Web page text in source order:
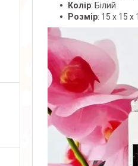
Колір: Білий
Розмір: 15 x 15 x